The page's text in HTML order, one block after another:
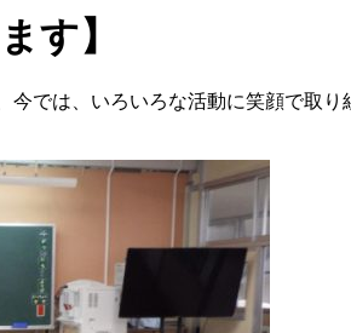
す】
では、いろいろな活動に笑顔で取り